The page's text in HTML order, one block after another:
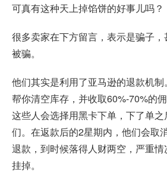
可真有这种天上掉馅饼的好事儿吗？
很多卖家在下方留言，表示是骗子
被骗。
他们其实是利用了亚马逊的退款机
帮你清空库存，并收取60%-70%的
这些人会选择用黑卡下单，下了单
们。在返款后的2星期内，他们会取
退款，到时候落得人财两空，严重
挂掉。